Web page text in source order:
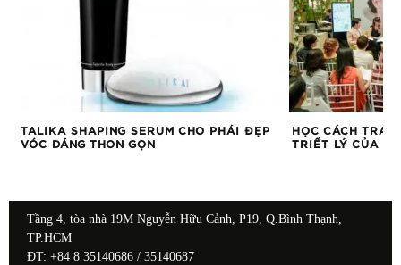
TALIKA SHAPING SERUM CHO PHÁI ĐẸP
VÓC DÁNG THON GỌN
HỌC CÁCH
TRIẾT LÝ CỦA
Tầng 4, tòa nhà 19M Nguyễn Hữu Cảnh, P19, Q.Bình Thạnh,
TP.HCM
ĐT: +84 8 35140686 / 35140687